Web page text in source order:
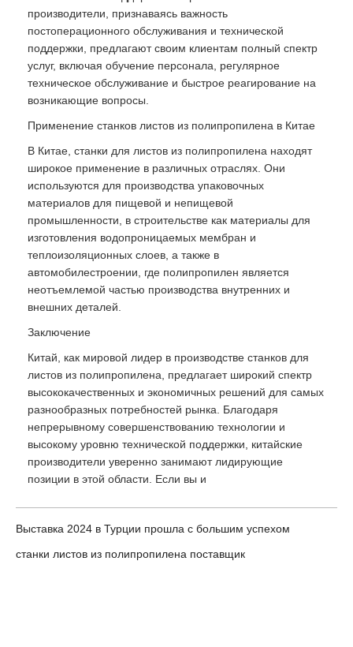
производители, признаваясь важность
постоперационного обслуживания и технической
поддержки, предлагают своим клиентам полный спектр
услуг, включая обучение персонала, регулярное
техническое обслуживание и быстрое реагирование на
возникающие вопросы.
Применение станков листов из полипропилена в Китае
В Китае, станки для листов из полипропилена находят
широкое применение в различных отраслях. Они
используются для производства упаковочных
материалов для пищевой и непищевой
промышленности, в строительстве как материалы для
изготовления водопроницаемых мембран и
теплоизоляционных слоев, а также в
автомобилестроении, где полипропилен является
неотъемлемой частью производства внутренних и
внешних деталей.
Заключение
Китай, как мировой лидер в производстве станков для
листов из полипропилена, предлагает широкий спектр
высококачественных и экономичных решений для самых
разнообразных потребностей рынка. Благодаря
непрерывному совершенствованию технологии и
высокому уровню технической поддержки, китайские
производители уверенно занимают лидирующие
позиции в этой области. Если вы и
Выставка 2024 в Турции прошла с большим успехом
станки листов из полипропилена поставщик